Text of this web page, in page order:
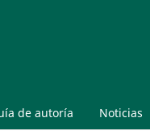
de autoría Noticias